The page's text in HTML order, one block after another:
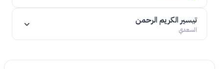
تيسير الكريم الرحمن
السعدي